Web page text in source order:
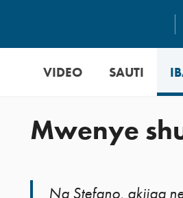
VIDEO SAUTI
Mwenye
Na Stefano, akijaa